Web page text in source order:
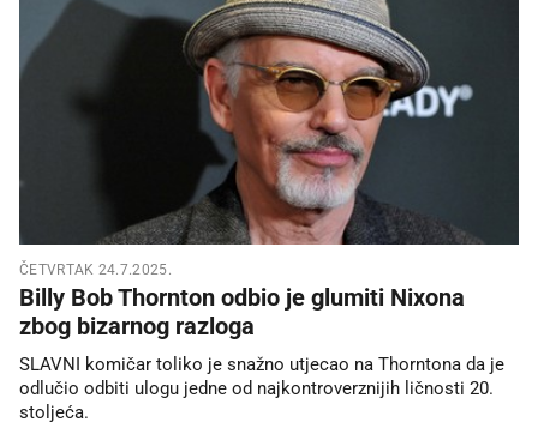
ČETVRTAK 24.7.2025.
Billy Bob Thornton odbio je glumiti Nixona
zbog bizarnog razloga
SLAVNI komičar toliko je snažno utjecao na Thorntona da je
odlučio odbiti ulogu jedne od najkontroverznijih ličnosti 20.
stoljeća.